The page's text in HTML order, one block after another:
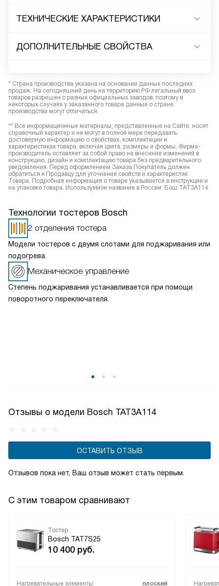
ТЕХНИЧЕСКИЕ ХАРАКТЕРИСТИКИ
ДОПОЛНИТЕЛЬНЫЕ СВОЙСТВА
* Страна производства указана на основании данных последних
продаж. На сегодняшний день на территорию РФ легальный ввоз
товаров разрешен с разных официальных заводов, поэтому в
некоторых случаях у заказанного товара данные о стране
производства могут отличаться.
** Все информационные материалы, представленные на Сайте, носят
справочный характер и не могут в полной мере передавать
достоверную информацию о свойствах, комплектации и
характеристиках товара, включая цвета, размеры и формы. Фирма-
производитель оставляет за собой право на внесение изменений в
конструкцию, дизайн и комплектацию товара без предварительного
уведомления. Перед оформлением Заказа Покупатель должен
обратиться к Продавцу для уточнения свойств и характеристик
Товара. Подробная информация о товаре указывается в инструкции и
на упаковке товара. Используемое название в России: Бош TAT3A114
Технологии тостеров Bosch
2 отделения тостера
Модели тостеров с двумя слотами для поджаривания или
подогрева.
Механическое управление
Степень поджаривания устанавливается при помощи
поворотного переключателя.
Отзывы о модели Bosch TAT3A114
ОСТАВИТЬ ОТЗЫВ
Отзывов пока нет, Ваш отзыв может стать первым.
С этим товаром сравнивают
Тостер
Bosch TAT7S25
10 400 руб.
Нагревательные элементы: плоский